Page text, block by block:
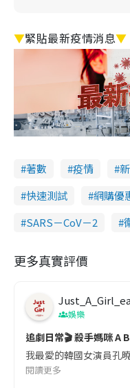
▼緊貼最新疫情消息▼
著數 疫情
快速測試
網購優
SARS－CoV－2
更多真實評價
娛樂
追劇日常🎬 殺手媽咪
我最愛的韓國女演員孔
閱讀更多